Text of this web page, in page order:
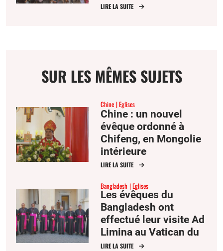
LIRE LA SUITE
SUR LES MÊMES SUJETS
Chine Eglises
Chine : un nouvel
évêque ordonné à
Chifeng, en Mongolie
intérieure
LIRE LA SUITE
Bangladesh Eglises
Les évêques du
Bangladesh ont
effectué leur visite Ad
Limina au Vatican du
22 au 27 juin.
LIRE LA SUITE